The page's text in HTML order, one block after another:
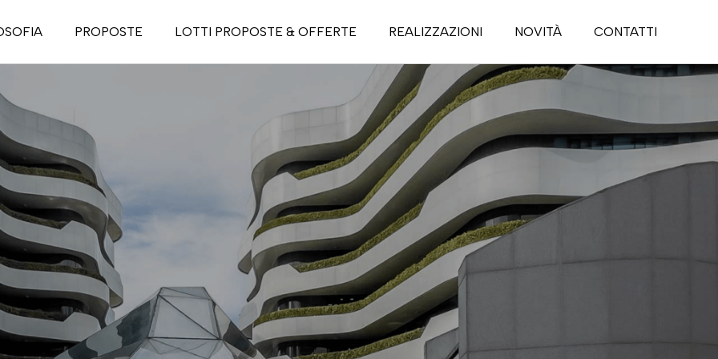
passiva
attiva
Life Style
Life Style
Let
nel verde
PROPOSTE LOTTI PROPOSTE & OFFERTE REALIZZAZIONI NOVITÀ CONTATTI